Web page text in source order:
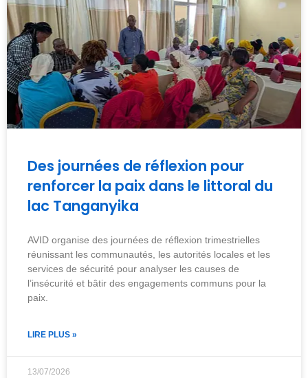
Des journées de réflexion pour
renforcer la paix dans le littoral du
lac Tanganyika
AVID organise des journées de réflexion trimestrielles
réunissant les communautés, les autorités locales et les
services de sécurité pour analyser les causes de
l’insécurité et bâtir des engagements communs pour la
paix.
LIRE PLUS »
13/07/2026